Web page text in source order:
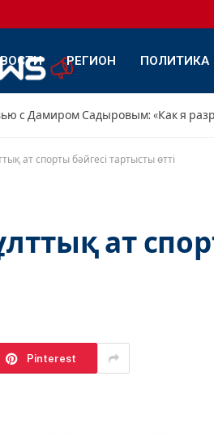
РЕГИОН ПОЛИТИКА
ат спорты бәйгесі тартысты өтті
ат
Pinterest